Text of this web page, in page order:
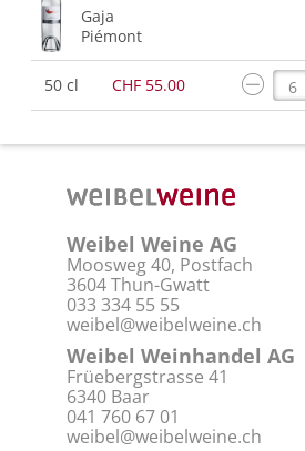
Gaja
Piémont
50 cl CHF 55.00
Weibel Weine AG
Moosweg 40, Postfach
3604 Thun-Gwatt
033 334 55 55
weibel@weibelweine.ch
Weibel Weinhandel AG
Früebergstrasse 41
6340 Baar
041 760 67 01
weibel@weibelweine.ch